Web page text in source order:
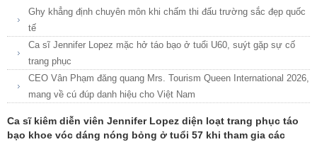
Ghy khẳng định chuyên môn khi chấm thi đấu trường sắc đẹp quốc
tế
Ca sĩ Jennifer Lopez mặc hở táo bạo ở tuổi U60, suýt gặp sự cố
trang phục
CEO Vân Phạm đăng quang Mrs. Tourism Queen International 2026,
mang về cú đúp danh hiệu cho Việt Nam
Ca sĩ kiêm diễn viên Jennifer Lopez diện loạt trang phục táo
bạo khoe vóc dáng nóng bỏng ở tuổi 57 khi tham gia các